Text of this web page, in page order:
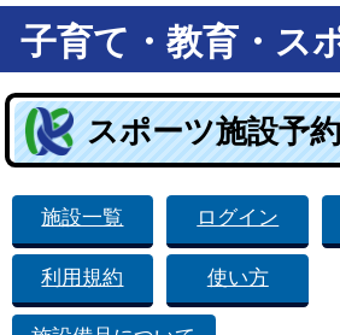
子育て・教育・ス
スポーツ施設予約
施設一覧 ログイン
利用規約 使い方